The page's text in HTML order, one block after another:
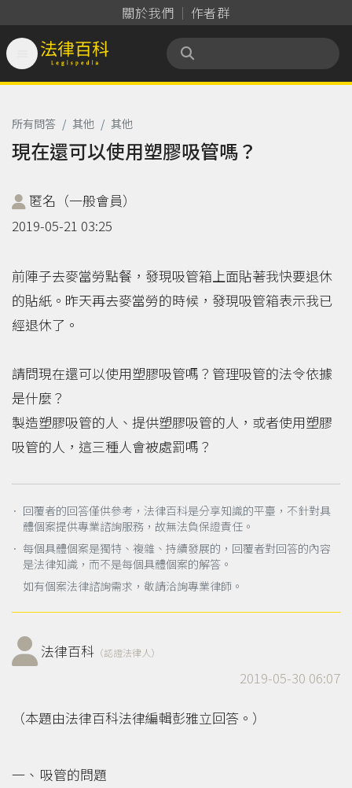
關於我們 作者群
法律百科 Legispedia
所有問答 / 其他 / 其他
現在還可以使用塑膠吸管嗎？
匿名（一般會員）
2019-05-21 03:25
前陣子去麥當勞點餐，發現吸管箱上面貼著我快要退休
的貼紙。昨天再去麥當勞的時候，發現吸管箱表示我已
經退休了。
請問現在還可以使用塑膠吸管嗎？管理吸管的法令依據
是什麼？
製造塑膠吸管的人、提供塑膠吸管的人，或者使用塑膠
吸管的人，這三種人會被處罰嗎？
． 回覆者的回答僅供參考，法律百科是分享知識的平臺，不針對具
體個案提供專業諮詢服務，故無法負保證責任。
． 每個具體個案是獨特、複雜、持續發展的，回覆者對回答的內容
是法律知識，而不是每個具體個案的解答。
如有個案法律諮詢需求，敬請洽詢專業律師。
法律百科 （認證法律人）
2019-05-30 06:07
（本題由法律百科法律編輯彭雅立回答。）
吸管的問題